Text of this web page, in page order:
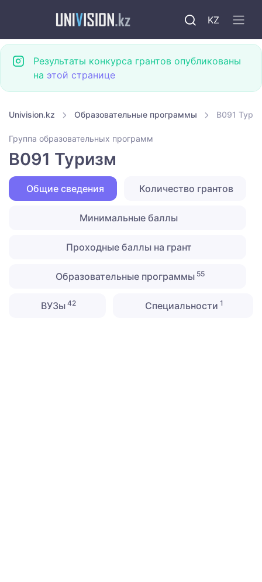
KZ
Результаты конкурса грантов опубликованы
на этой странице
Univision.kz Образовательные программы B091
Группа образовательных программ
B091 Туризм
Общие сведения Количество грантов
Минимальные баллы
Проходные баллы на грант
Образовательные программы55
ВУЗы 42 Специальности 1